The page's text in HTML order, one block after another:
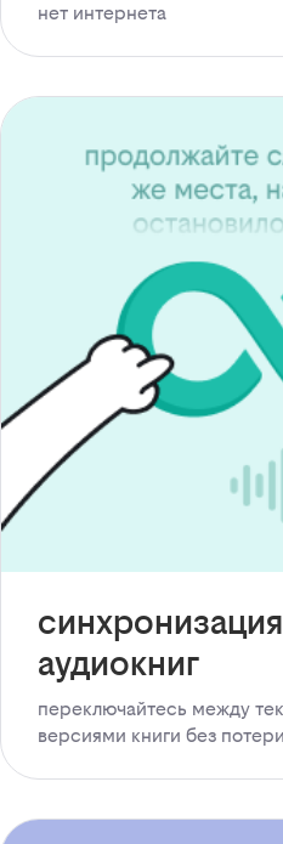
нет интернета
аудиокниг
переключайтесь между
версиями книги без